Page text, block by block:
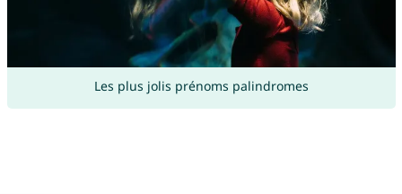
Les plus jolis prénoms palindromes